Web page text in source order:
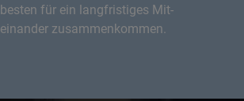
besten für ein langfristiges Mit­
einander zusammen­kommen.